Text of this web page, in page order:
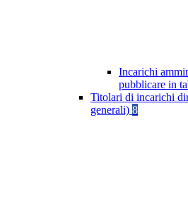
Incarichi
pubblicare in
Titolari di incarichi
generali) 8